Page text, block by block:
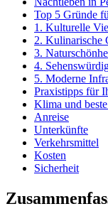
Top 5 Gründe
1. Kulturelle
2. Kulinarische
3.
4.
5. Moderne
Praxistipps für
Klima und
Anreise
Unterkünfte
Verkehrsmittel
Kosten
Sicherheit